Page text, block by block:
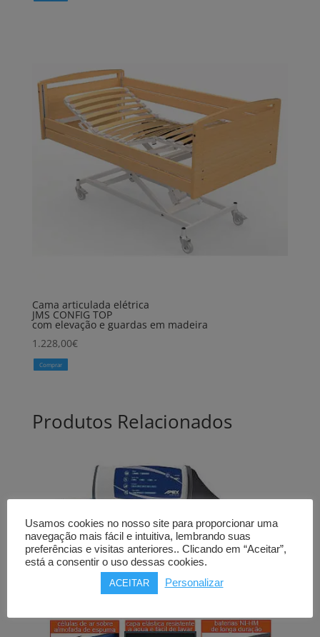
Cama articulada elétrica
JMS CONFIG TOP
com elevação e guardas em madeira
1.228,00€
Comprar
Produtos Relacionados
Usamos cookies no nosso site para proporcionar uma
navegação mais fácil e intuitiva, lembrando suas
preferências e visitas anteriores.. Clicando em “Aceitar”,
está a consentir o uso dessas cookies.
ACEITAR Personalizar